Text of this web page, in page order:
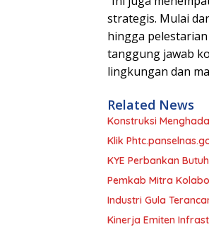
strategis. Mulai
hingga
tanggung jawab
lingkungan dan
Related News
Konstruksi
Klik
KYE Perbankan
Pemkab Mitra
Industri Gula
Kinerja Emiten